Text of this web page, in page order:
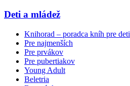
Deti a mládež
Knihorad – poradca kníh pre deti
Pre najmenších
Pre prvákov
Pre pubertiakov
Young Adult
Beletria